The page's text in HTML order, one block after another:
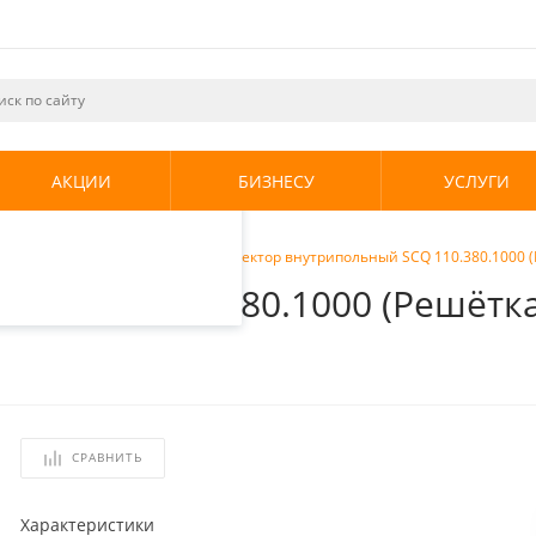
и
использования.
.
АКЦИИ БИЗНЕСУ УСЛУГИ
Stout Конвектор внутрипольный SCQ
SCQ 110.380.1000
СРАВНИТЬ
Характеристики